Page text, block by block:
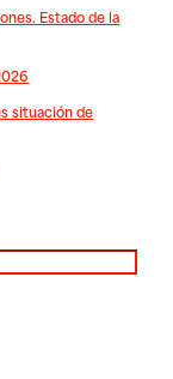
Estado de la
situación de